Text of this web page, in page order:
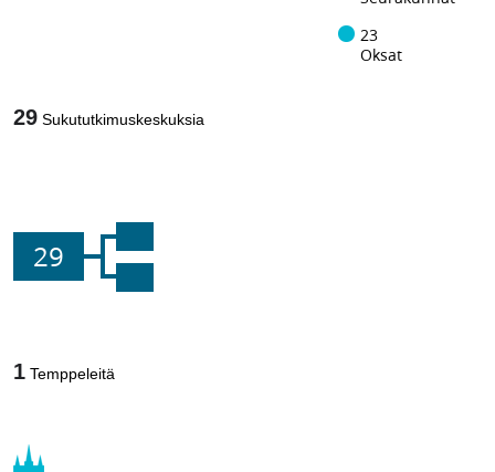
23
Oksat
29 Sukututkimuskeskuksia
29
1 Temppeleitä